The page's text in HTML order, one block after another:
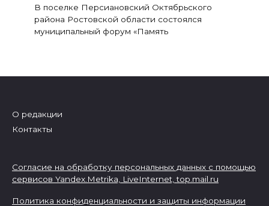
В поселке Персиановский Октябрьского
района Ростовской области состоялся
муниципальный форум «Память
О редакции
Контакты
Согласие на обработку персональных данных с помощью
сервисов Yandex.Metrika, LiveInternet,top.mail.ru
Политика конфиденциальности и защиты информации